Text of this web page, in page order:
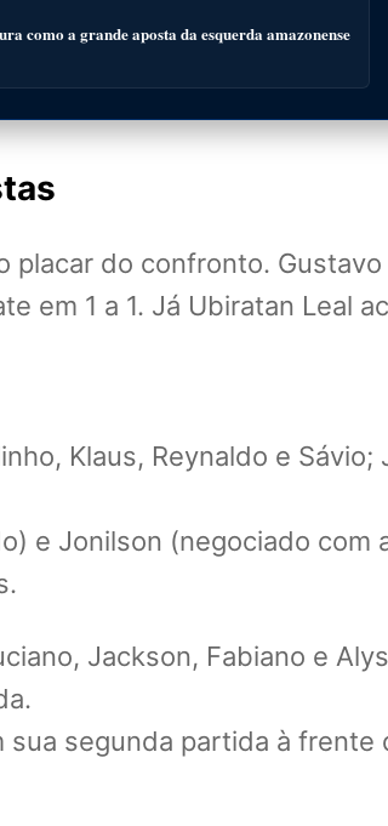
como a grande aposta da esquerda amazonense
placar do confronto.
em 1 a 1. Já Ubiratan Leal
Klaus, Reynaldo e
e Jonilson (negociado com
Jackson, Fabiano e
sua segunda partida à